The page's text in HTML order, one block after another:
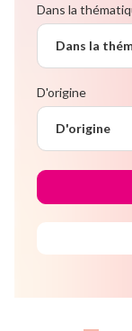
Dans la
Dans la
D'origine
D'origine